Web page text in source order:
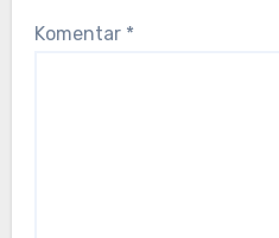
Komentar *